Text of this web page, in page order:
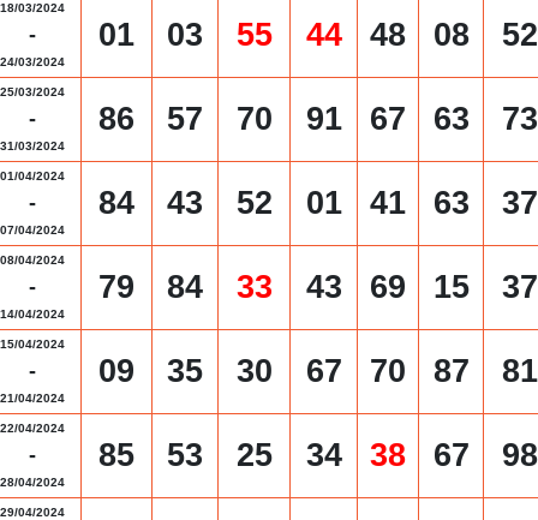
18/03/2024
-
24/03/2024
01 03 55 44 48 08 52
25/03/2024
-
31/03/2024
86 57 70 91 67 63 73
01/04/2024
-
07/04/2024
84 43 52 01 41 63 37
08/04/2024
-
14/04/2024
79 84 33 43 69 15 37
15/04/2024
-
21/04/2024
09 35 30 67 70 87 81
22/04/2024
-
28/04/2024
85 53 25 34 38 67 98
29/04/2024